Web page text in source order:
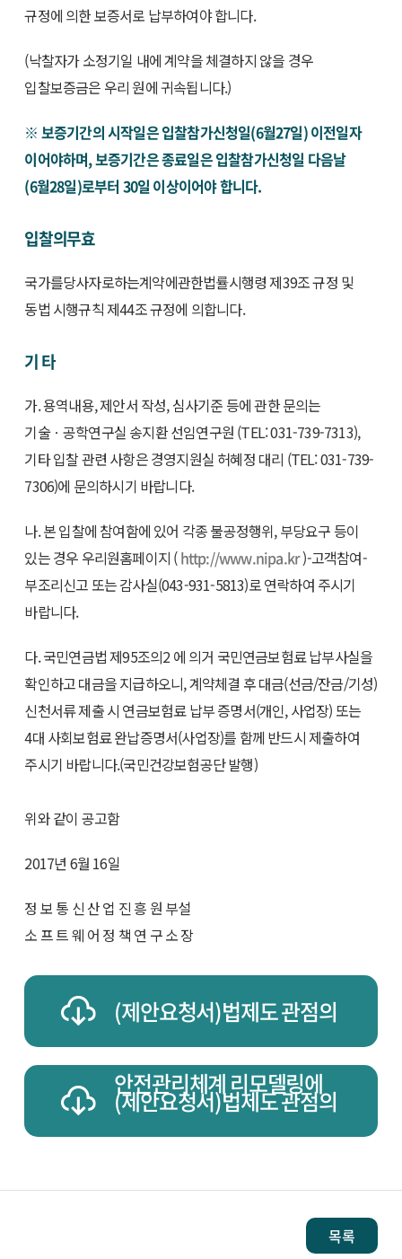
규정에 의한 보증서로 납부하여야 합니다.
(낙찰자가 소정기일 내에 계약을 체결하지 않을 경우
입찰보증금은 우리 원에 귀속됩니다.)
※ 보증기간의 시작일은 입찰참가신청일(6월27일) 이전일자
이어야하며, 보증기간은 종료일은 입찰참가신청일 다음날
(6월28일)로부터 30일 이상이어야 합니다.
입찰의무효
국가를당사자로하는계약에관한법률시행령 제39조 규정 및
동법 시행규칙 제44조 규정에 의합니다.
기 타
가. 용역내용, 제안서 작성, 심사기준 등에 관한 문의는
기술ㆍ공학연구실 송지환 선임연구원 (TEL: 031-739-7313),
기타 입찰 관련 사항은 경영지원실 허혜정 대리 (TEL: 031-739-
7306)에 문의하시기 바랍니다.
나. 본 입찰에 참여함에 있어 각종 불공정행위, 부당요구 등이
있는 경우 우리원홈페이지 (http://www.nipa.kr)-고객참여-
부조리신고 또는 감사실(043-931-5813)로 연락하여 주시기
바랍니다.
다. 국민연금법 제95조의2 에 의거 국민연금보험료 납부사실을
확인하고 대금을 지급하오니, 계약체결 후 대금(선금/잔금/기성)
신천서류 제출 시 연금보험료 납부 증명서(개인, 사업장) 또는
4대 사회보험료 완납증명서(사업장)를 함께 반드시 제출하여
주시기 바랍니다.(국민건강보험공단 발행)
위와 같이 공고함
2017년 6월 16일
정 보 통 신 산 업 진 흥 원 부설
소 프 트 웨 어 정 책 연 구 소 장
(제안요청서)법제도 관점의
안전관리체계 리모델링에
(제안요청서)법제도 관점의
목록